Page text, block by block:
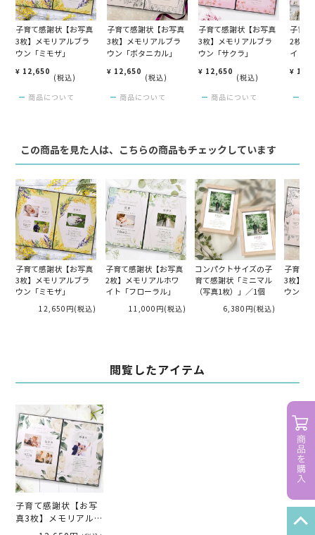
子育て感謝状【お写真
3枚】メモリアルブラ
ウン「ミモザ」
¥ 12,650
税込
商品について
子育て感謝状【お写真
3枚】メモリアルブラ
ウン「ボタニカル」
¥ 12,650
税込
商品について
子育て感謝状【お写真
3枚】メモリアルブラ
ウン「サクラ」
¥ 12,650
税込
商品について
子育
2枚】
イト
¥
この商品を見た人は、こちらの商品もチェックしています
子育て感謝状【お写真
3枚】メモリアルブラ
ウン「ミモザ」
12,650円(税込)
子育て感謝状【お写真
2枚】メモリアルホワ
イト「フローラル」
11,000円(税込)
コンパクトサイズの子
育て感謝状「ミニマル
（写真1枚）」／1個
6,380円(税込)
子育て
3枚】メ
ウン「
閲覧したアイテム
子育て感謝状【お写
真3枚】メモリアルブ
ラウン「ホワイトロ